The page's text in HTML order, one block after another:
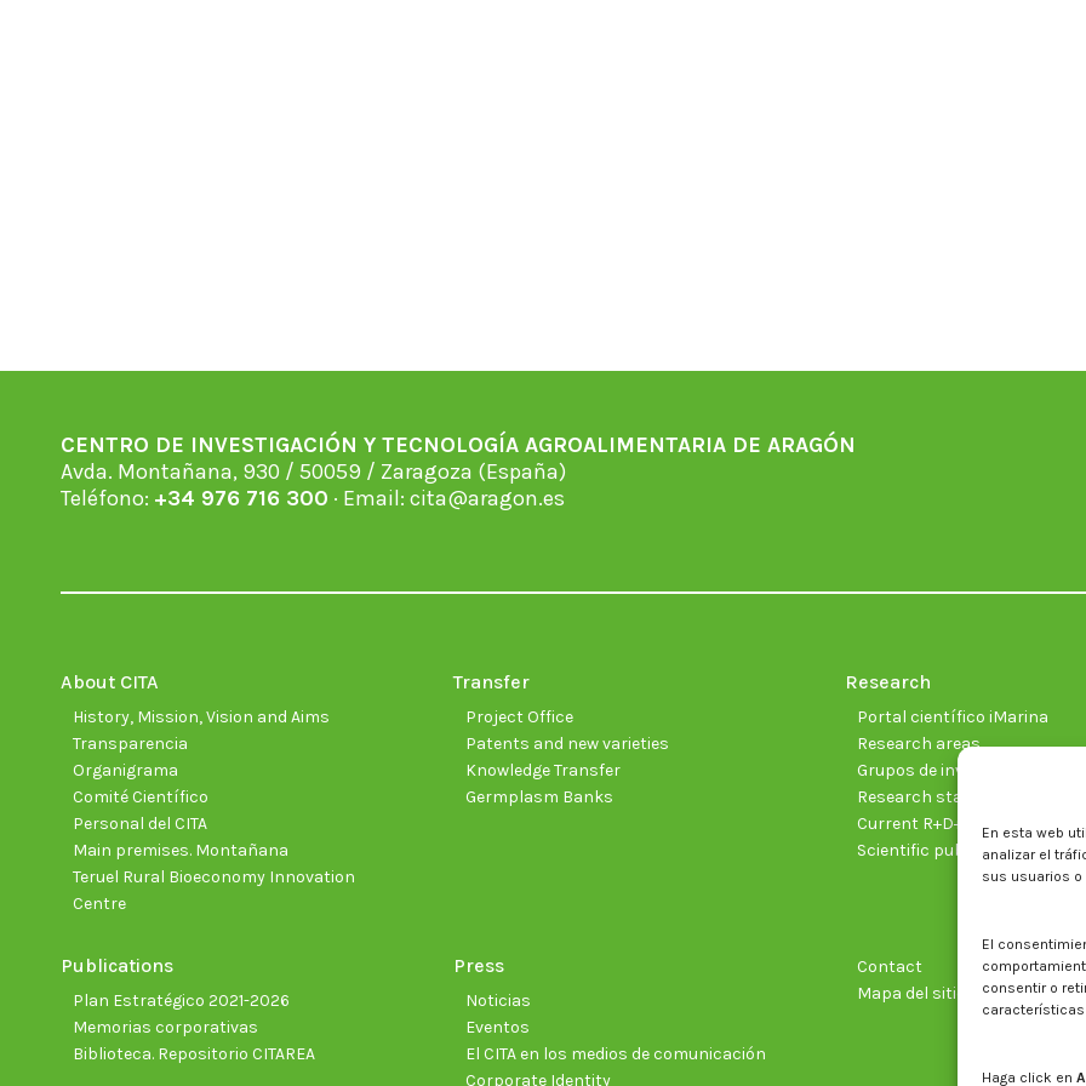
En esta web
analizar el
sus usuarios
El
consentir o
Haga click en
CENTRO DE INVESTIGACIÓN Y TECNOLOGÍA AGROALIMENTARIA DE ARAGÓN
Avda. Montañana, 930 / 50059 / Zaragoza (España)
Teléfono: +34 976 716 300 · Email: cita@aragon.es
About CITA
History, Mission, Vision and Aims
Transparencia
Organigrama
Comité Científico
Personal del CITA
Main premises. Montañana
Teruel Rural Bioeconomy Innovation
Centre
Transfer
Project Office
Patents and new varieties
Knowledge Transfer
Germplasm Banks
Research
Portal científico iMarina
Research areas
Grupos de investigación
Research staff
Current R+D+I projects
Scientific publications
Publications
Plan Estratégico 2021-2026
Memorias corporativas
Biblioteca. Repositorio CITAREA
Press
Noticias
Eventos
El CITA en los medios de comunicación
Corporate Identity
Contact
Mapa del sitio web